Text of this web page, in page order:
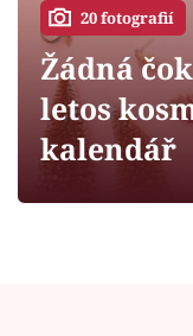
Sledujte
Filmový
20 fotografií
Žádná
letos
kalendář